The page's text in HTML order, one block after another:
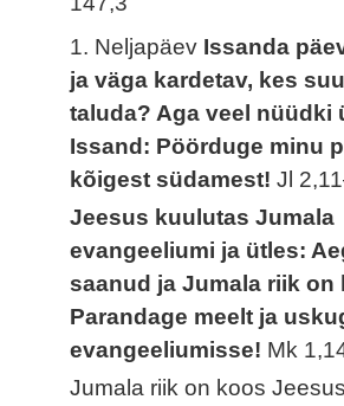
1. Neljapäev Issanda
ja väga kardetav, kes
taluda? Aga veel nüüdki
Issand: Pöörduge minu
kõigest südamest!Jl
Jeesus kuulutas Jumala
evangeeliumi ja ütles:
saanud ja Jumala riik on
Parandage meelt ja
evangeeliumisse! Mk
Jumala riik on koos